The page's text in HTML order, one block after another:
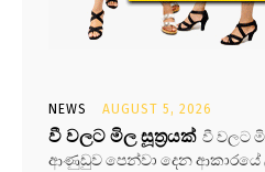
NEWS AUGUST 5, 2026
වී වලට මිල සූත්‍රයක් වී වලට
ආණුඩුව පෙන්වා දෙන ආකාරයේ